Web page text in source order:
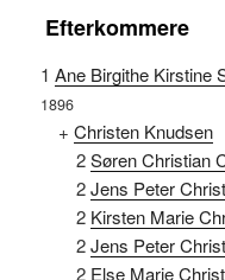
Efterkommere
1 Ane Birgithe Kirstine
1896
+ Christen Knudsen
2Søren Christian
2Jens Peter
2 Kirsten Marie
2Jens Peter
2 Else Marie